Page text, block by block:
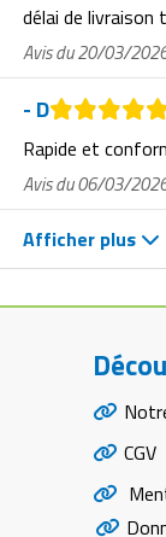
délai de livraison
Avis du 20/03/
- D
Rapide et
Avis du 06/03/
Afficher plus
CGV